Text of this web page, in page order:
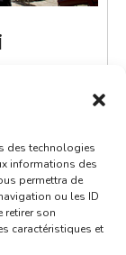
des technologies
informations des
permettra de
ou les ID
retirer son
caractéristiques et
pour le
une navette